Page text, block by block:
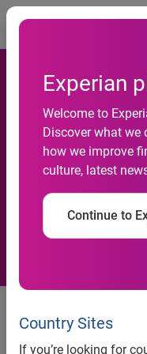
Experian
Welcome to
Discover what we
how we improve
culture, latest
Continue to
Country Sites
If you’re looking for
Navidades
Crisis
Navidades
Crisis